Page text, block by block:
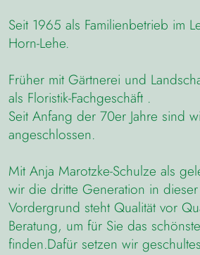
Seit 1965 als Familienbetrieb im
Horn-Lehe.
Früher mit Gärtnerei und
als Floristik-Fachgeschäft .
Seit Anfang der 70er Jahre sind
angeschlossen.
Mit Anja Marotzke-Schulze als
wir die dritte Generation in dieser
Vordergrund steht Qualität vor
Beratung, um für Sie das
finden.Dafür setzen wir